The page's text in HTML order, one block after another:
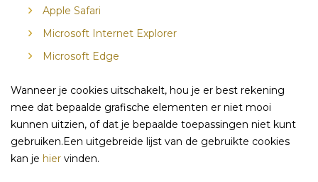
Apple Safari
Microsoft Internet Explorer
Microsoft Edge
Wanneer je cookies uitschakelt, hou je er best rekening
mee dat bepaalde grafische elementen er niet mooi
kunnen uitzien, of dat je bepaalde toepassingen niet kunt
gebruiken.Een uitgebreide lijst van de gebruikte cookies
kan je hier vinden.